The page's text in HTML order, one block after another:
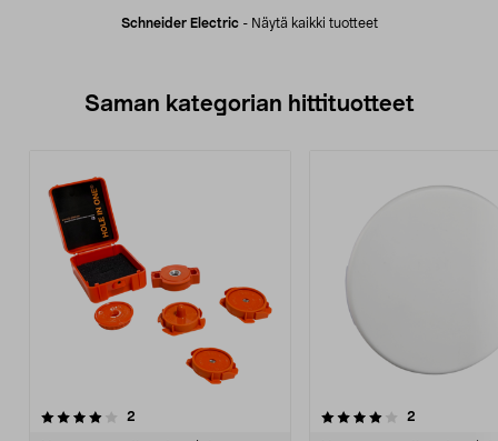
Schneider Electric- Näytä kaikki tuotteet
Saman kategorian hittituotteet
2
4.0 viidestä
2
4.5 viidestä